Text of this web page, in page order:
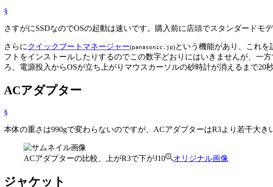
§
さすがにSSDなのでOSの起動は速いです。購入前に店頭でスタンダードモ
さらに クイックブートマネージャー(panasonic.jp)という機能があり、これ
フトをインストールしたりするのでこの数字どおりにはいきませんが、一
ろ、電源投入からOSが立ち上がりマウスカーソルの砂時計が消えるまで20
ACアダプター
§
本体の重さは990gで変わらないのですが、ACアダプターはR3より若干大
ACアダプターの比較、上がR3で下がJ10 オリジナル画像
ジャケット